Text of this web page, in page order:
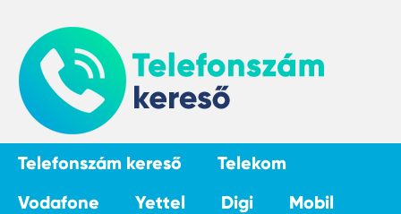
Telefonszám kereső
Telekom
Vodafone
Yettel Digi
Mobil